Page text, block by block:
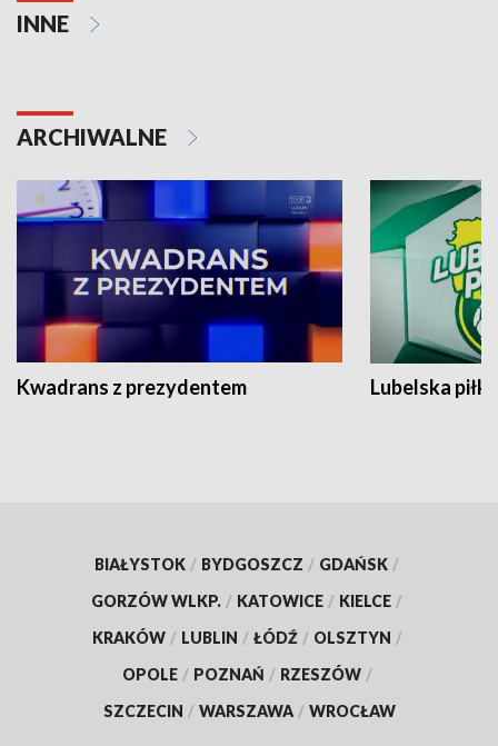
INNE
ARCHIWALNE
Kwadrans z prezydentem Lubelska piłka
BIAŁYSTOK / BYDGOSZCZ / GDAŃSK /
GORZÓW WLKP. / KATOWICE / KIELCE /
KRAKÓW / LUBLIN / ŁÓDŹ / OLSZTYN /
OPOLE / POZNAŃ / RZESZÓW /
SZCZECIN / WARSZAWA / WROCŁAW